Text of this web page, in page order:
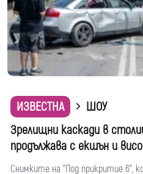
ИЗВЕСТНА
ШОУ
Зрелищни каскади в
продължава с екшън и
Снимките на "Под прикритие 6",